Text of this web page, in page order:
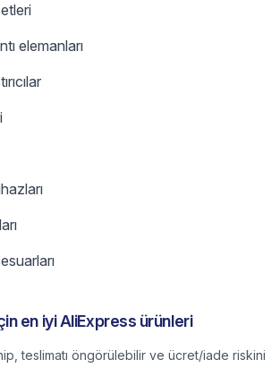
elemanları
en iyi AliExpress ürünleri
teslimatı öngörülebilir ve ücret/iade riskini